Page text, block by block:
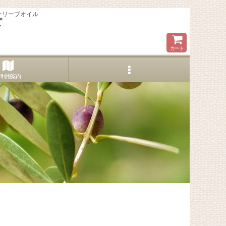
リーブオイル
カート
用案内